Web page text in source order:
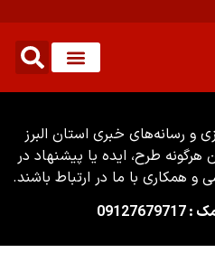
و رسانه‌های خبری استان البرز
طرح، ایده یا پیشنهاد در
و همکاری با ما در ارتباط باشند.